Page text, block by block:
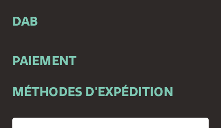
DAB
PAIEMENT
MÉTHODES D'EXPÉDITION